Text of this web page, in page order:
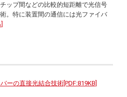
ップ間などの比較的短距離で光信号
。特に装置間の通信には光ファイバ
ーの直接光結合技術[PDF:819KB]